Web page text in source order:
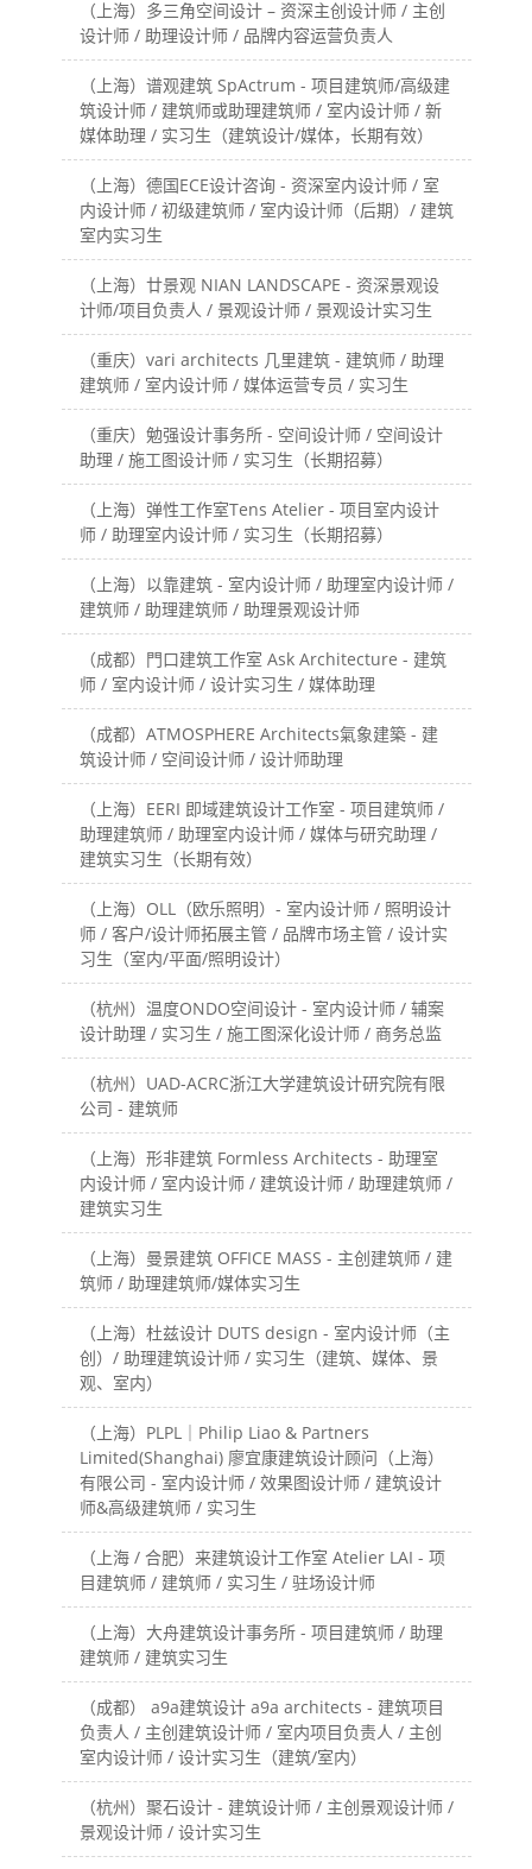
（上海）多三角空间设计 – 资深主创设计师 / 主创
设计师 / 助理设计师 / 品牌内容运营负责人
（上海）谱观建筑 SpActrum - 项目建筑师/高级建
筑设计师 / 建筑师或助理建筑师 / 室内设计师 / 新
媒体助理 / 实习生（建筑设计/媒体，长期有效）
（上海）德国ECE设计咨询 - 资深室内设计师 / 室
内设计师 / 初级建筑师 / 室内设计师（后期）/ 建筑
室内实习生
（上海）廿景观 NIAN LANDSCAPE - 资深景观设
计师/项目负责人 / 景观设计师 / 景观设计实习生
（重庆）vari architects 几里建筑 - 建筑师 / 助理
建筑师 / 室内设计师 / 媒体运营专员 / 实习生
（重庆）勉强设计事务所 - 空间设计师 / 空间设计
助理 / 施工图设计师 / 实习生（长期招募）
（上海）弹性工作室Tens Atelier - 项目室内设计
师 / 助理室内设计师 / 实习生（长期招募）
（上海）以靠建筑 - 室内设计师 / 助理室内设计师 /
建筑师 / 助理建筑师 / 助理景观设计师
（成都）門口建筑工作室 Ask Architecture - 建筑
师 / 室内设计师 / 设计实习生 / 媒体助理
（成都）ATMOSPHERE Architects氣象建築 - 建
筑设计师 / 空间设计师 / 设计师助理
（上海）EERI 即域建筑设计工作室 - 项目建筑师 /
助理建筑师 / 助理室内设计师 / 媒体与研究助理 /
建筑实习生（长期有效）
（上海）OLL（欧乐照明）- 室内设计师 / 照明设计
师 / 客户/设计师拓展主管 / 品牌市场主管 / 设计实
习生（室内/平面/照明设计）
（杭州）温度ONDO空间设计 - 室内设计师 / 辅案
设计助理 / 实习生 / 施工图深化设计师 / 商务总监
（杭州）UAD-ACRC浙江大学建筑设计研究院有限
公司 - 建筑师
（上海）形非建筑 Formless Architects - 助理室
内设计师 / 室内设计师 / 建筑设计师 / 助理建筑师 /
建筑实习生
（上海）曼景建筑 OFFICE MASS - 主创建筑师 / 建
筑师 / 助理建筑师/媒体实习生
（上海）杜兹设计 DUTS design - 室内设计师（主
创）/ 助理建筑设计师 / 实习生（建筑、媒体、景
观、室内）
（上海）PLPL｜Philip Liao & Partners
Limited(Shanghai) 廖宜康建筑设计顾问（上海）
有限公司 - 室内设计师 / 效果图设计师 / 建筑设计
师&高级建筑师 / 实习生
（上海 / 合肥）来建筑设计工作室 Atelier LAI - 项
目建筑师 / 建筑师 / 实习生 / 驻场设计师
（上海）大舟建筑设计事务所 - 项目建筑师 / 助理
建筑师 / 建筑实习生
（成都） a9a建筑设计 a9a architects - 建筑项目
负责人 / 主创建筑设计师 / 室内项目负责人 / 主创
室内设计师 / 设计实习生（建筑/室内）
（杭州）聚石设计 - 建筑设计师 / 主创景观设计师 /
景观设计师 / 设计实习生